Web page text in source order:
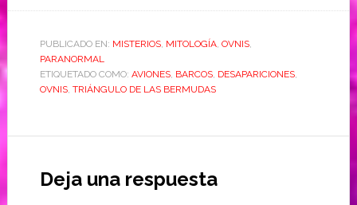
PUBLICADO EN: MISTERIOS, MITOLOGÍA, OVNIS,
PARANORMAL
ETIQUETADO COMO: AVIONES, BARCOS, DESAPARICIONES,
OVNIS, TRIÁNGULO DE LAS BERMUDAS
Deja una respuesta